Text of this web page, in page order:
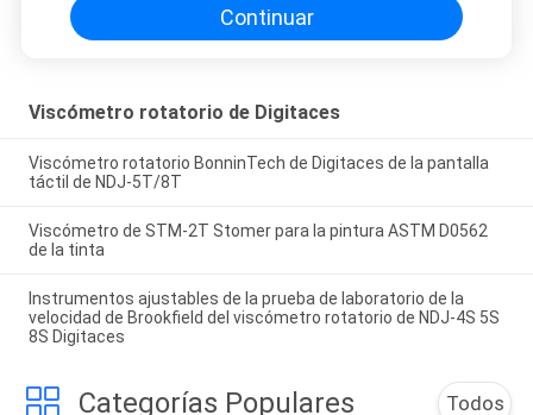
Continuar
Viscómetro rotatorio de Digitaces
Viscómetro rotatorio BonninTech de Digitaces de la pantalla
táctil de NDJ-5T/8T
Viscómetro de STM-2T Stomer para la pintura ASTM D0562
de la tinta
Instrumentos ajustables de la prueba de laboratorio de la
velocidad de Brookfield del viscómetro rotatorio de NDJ-4S 5S
8S Digitaces
Categorías Populares Todos